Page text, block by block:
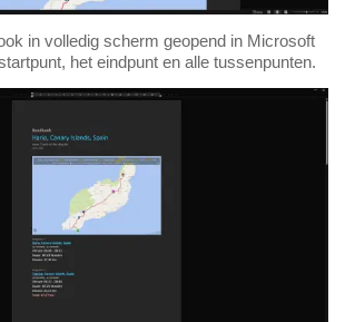
in volledig scherm geopend in Microsoft
het eindpunt en alle tussenpunten.